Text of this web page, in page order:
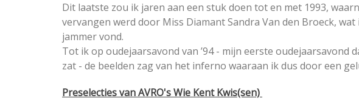
Dit laatste zou ik jaren aan een stuk doen tot en met 1993,
vervangen werd door Miss Diamant Sandra Van den Broeck,
jammer vond.
Tot ik op oudejaarsavond van ’94 - mijn eerste oudejaarsavond
zat - de beelden zag van het inferno waaraan ik dus door een
Preselecties van AVRO's Wie Kent Kwis(sen)